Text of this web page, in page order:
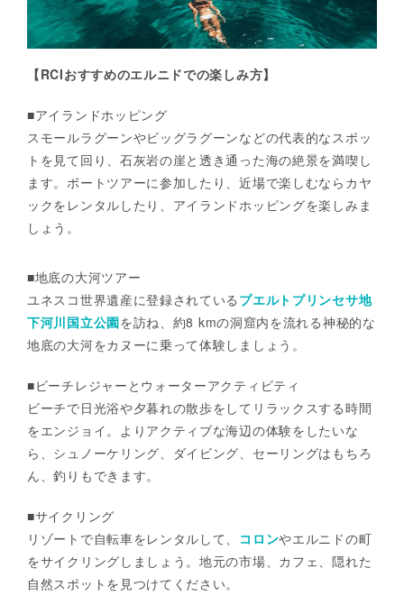
【RCIおすすめのエルニドでの楽しみ方】
■アイランドホッピング
スモールラグーンやビッグラグーンなどの代表的なスポッ
トを見て回り、石灰岩の崖と透き通った海の絶景を満喫し
ます。ボートツアーに参加したり、近場で楽しむならカヤ
ックをレンタルしたり、アイランドホッピングを楽しみま
しょう。
■地底の大河ツアー
ユネスコ世界遺産に登録されている プエルトプリンセサ地
下河川国立公園を訪ね、約8 kmの洞窟内を流れる神秘的な
地底の大河をカヌーに乗って体験しましょう。
■ビーチレジャーとウォーターアクティビティ
ビーチで日光浴や夕暮れの散歩をしてリラックスする時間
をエンジョイ。よりアクティブな海辺の体験をしたいな
ら、シュノーケリング、ダイビング、セーリングはもちろ
ん、釣りもできます。
■サイクリング
リゾートで自転車をレンタルして、 コロンやエルニドの町
をサイクリングしましょう。地元の市場、カフェ、隠れた
自然スポットを見つけてください。